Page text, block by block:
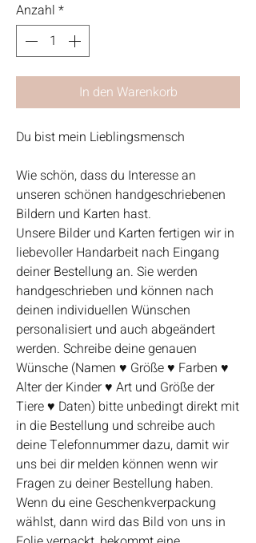
Anzahl *
In den Warenkorb
Du bist mein Lieblingsmensch
Wie schön, dass du Interesse an
unseren schönen handgeschriebenen
Bildern und Karten hast.
Unsere Bilder und Karten fertigen wir in
liebevoller Handarbeit nach Eingang
deiner Bestellung an. Sie werden
handgeschrieben und können nach
deinen individuellen Wünschen
personalisiert und auch abgeändert
werden. Schreibe deine genauen
Wünsche (Namen ♥ Größe ♥ Farben ♥
Alter der Kinder ♥ Art und Größe der
Tiere ♥ Daten) bitte unbedingt direkt mit
in die Bestellung und schreibe auch
deine Telefonnummer dazu, damit wir
uns bei dir melden können wenn wir
Fragen zu deiner Bestellung haben.
Wenn du eine Geschenkverpackung
wählst, dann wird das Bild von uns in